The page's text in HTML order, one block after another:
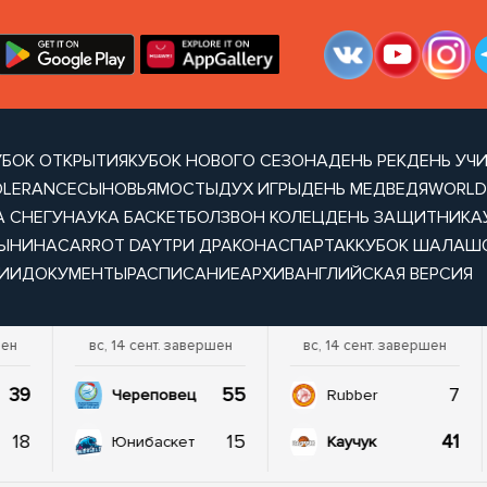
ОТКРЫТИЯКУБОК НОВОГО СЕЗОНАДЕНЬ РЕКДЕНЬ
СЫНОВЬЯМОСТЫДУХ ИГРЫДЕНЬ МЕДВЕДЯ
СНЕГУНАУКА БАСКЕТБОЛЗВОН КОЛЕЦДЕНЬ ЗАЩИТНИКА
CARROT DAYТРИ ДРАКОНАСПАРТАККУБОК
ДОКУМЕНТЫРАСПИСАНИЕАРХИВАНГЛИЙСКАЯ ВЕРСИЯ
39
18
вс, 14 сент. завершен
Череповец 55
Юнибаскет 15
вс, 14 сент. завершен
Rubber 7
Каучук 41